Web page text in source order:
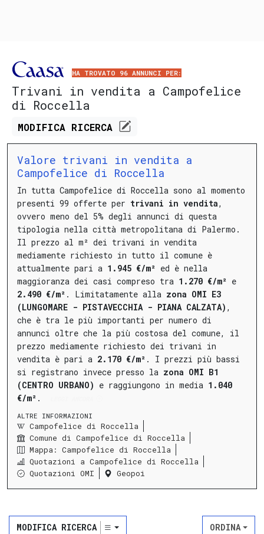
HA TROVATO 96 ANNUNCI PER:
Trivani in vendita a Campofelice
di Roccella
MODIFICA RICERCA
Valore trivani in vendita a
Campofelice di Roccella
In tutta Campofelice di Roccella sono al momento
presenti 99 offerte per trivani in vendita,
ovvero meno del 5% degli annunci di questa
tipologia nella città metropolitana di Palermo.
Il prezzo al m² dei trivani in vendita
mediamente richiesto in tutto il comune è
attualmente pari a 1.945 €/m² ed è nella
maggioranza dei casi compreso tra 1.270 €/m² e
2.490 €/m² . Limitatamente alla zona OMI E3
(LUNGOMARE - PISTAVECCHIA - PIANA CALZATA) ,
che è tra le più importanti per numero di
annunci oltre che la più costosa del comune, il
prezzo mediamente richiesto dei trivani in
vendita è pari a 2.170 €/m² . I prezzi più bassi
si registrano invece presso la zona OMI B1
(CENTRO URBANO) e raggiungono in media 1.040
€/m² .
ALTRE INFORMAZIONI
Campofelice di Roccella
Comune di Campofelice di Roccella
Mappa: Campofelice di Roccella
Quotazioni a Campofelice di Roccella
Quotazioni OMI
Geopoi
MODIFICA RICERCA ORDINA